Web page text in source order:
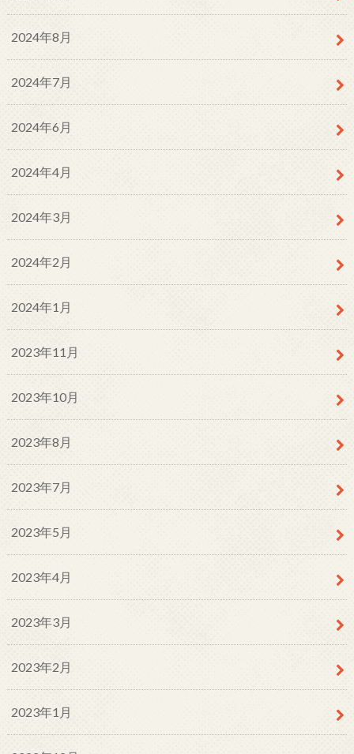
2024年8月
2024年7月
2024年6月
2024年4月
2024年3月
2024年2月
2024年1月
2023年11月
2023年10月
2023年8月
2023年7月
2023年5月
2023年4月
2023年3月
2023年2月
2023年1月